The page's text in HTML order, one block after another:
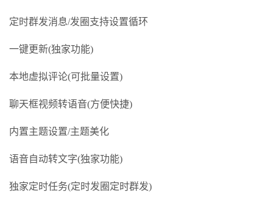
定时群发消息/发圈支持设置循环
一键更新(独家功能)
本地虚拟评论(可批量设置)
聊天框视频转语音(方便快捷)
内置主题设置/主题美化
语音自动转文字(独家功能)
独家定时任务(定时发圈定时群发)